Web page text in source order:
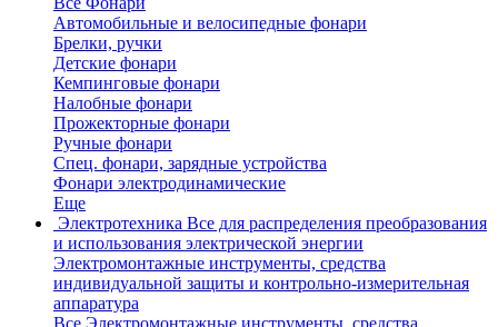
Автомобильные и велосипедные фонари
Брелки, ручки
Детские фонари
Кемпинговые фонари
Налобные фонари
Прожекторные фонари
Ручные фонари
Спец. фонари, зарядные устройства
Фонари электродинамические
Еще
Электротехника Все для распределения преобразования
и использования электрической энергии
Электромонтажные инструменты, средства
индивидуальной защиты и контрольно-измерительная
аппаратура
Все Электромонтажные инструменты, средства